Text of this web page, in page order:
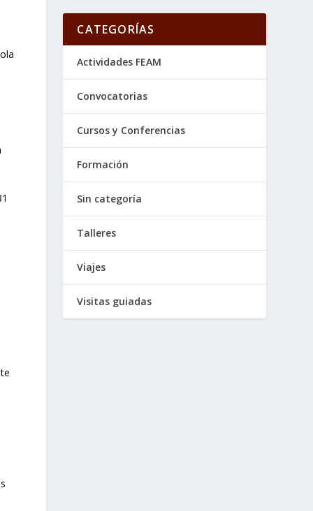
CATEGORÍAS
Actividades FEAM
Convocatorias
Cursos y Conferencias
Formación
Sin categoría
Talleres
Viajes
Visitas guiadas